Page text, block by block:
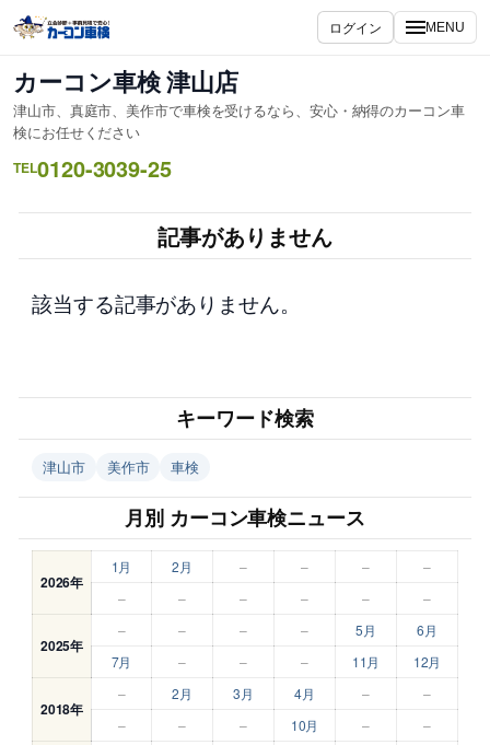
容
ス
キ
ッ
プ
ログイン MENU
カーコン車検 津山店
津山市、真庭市、美作市で車検を受けるなら、安心・納得のカーコン車
検にお任せください
TEL0120-3039-25
記事がありません
該当する記事がありません。
キーワード検索
津山市 美作市 車検
月別 カーコン車検ニュース
2026年
1月 2月 – – –
–
–
– – – – –
2025年
– – – – 5月
6月
7月
– – – 11月 12月
2018年
– 2月 3月 4月 –
–
–
– – 10月 – –